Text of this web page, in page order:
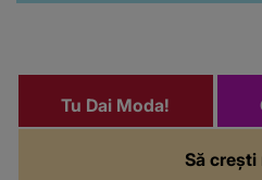
Să crești
Tu Dai Moda!